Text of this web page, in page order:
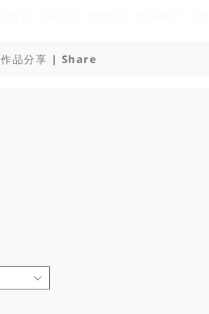
作品分享 | Share